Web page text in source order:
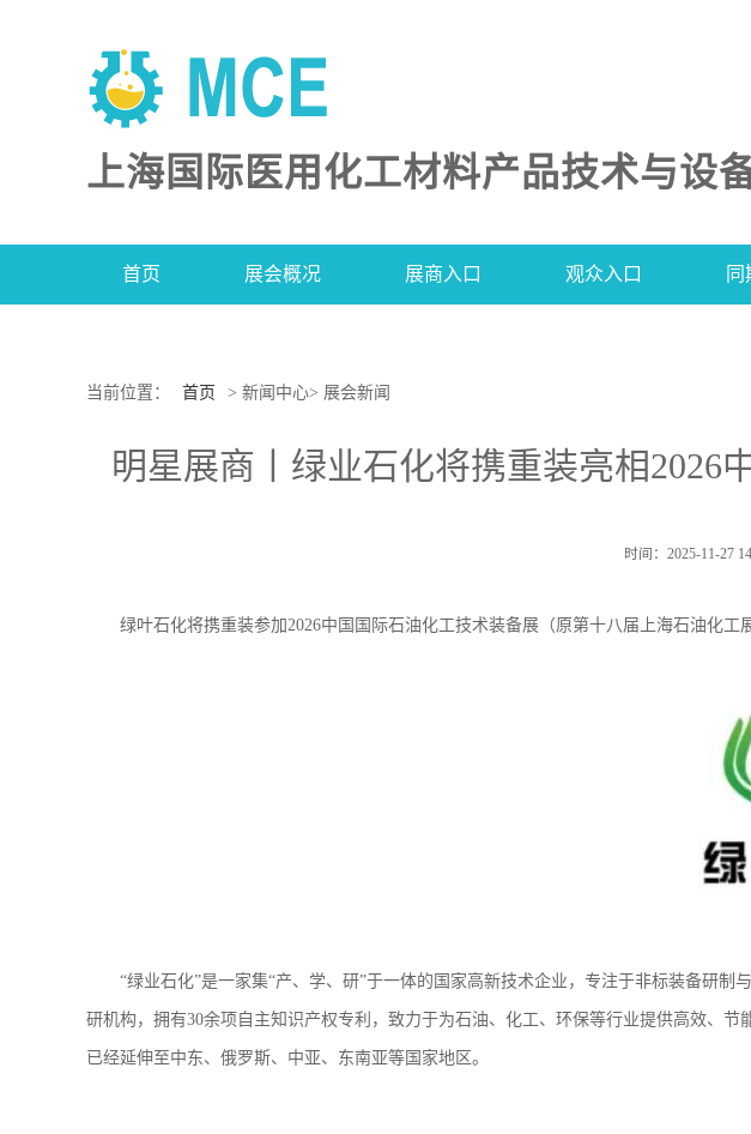
上海国际医用化工材料产品技术与设
首页 展会概况 展商入口 观众入口
当前位置： 首页 > 新闻中心> 展会新闻
明星展商丨绿业石化将携重装亮相2026
时间：2025-11-27
绿叶石化将携重装参加2026中国国际石油化工技术装备展（原第十八届上海石油化工
“绿业石化”是一家集“产、学、研”于一体的国家高新技术企业，专注于非标装备研
研机构，拥有30余项自主知识产权专利，致力于为石油、化工、环保等行业提供高效、
已经延伸至中东、俄罗斯、中亚、东南亚等国家地区。